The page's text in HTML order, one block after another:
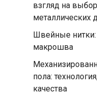
взгляд на
металлических
Швейные нитки:
макрошва
пола:
качества